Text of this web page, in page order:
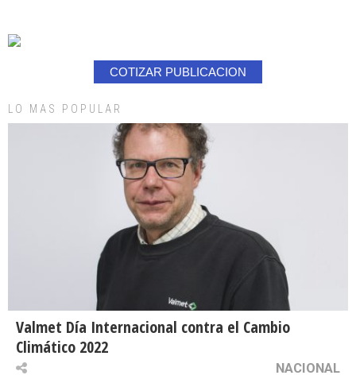
COTIZAR PUBLICACION
LO MAS POPULAR
Valmet Día Internacional contra el Cambio
Climático 2022
NACIONAL